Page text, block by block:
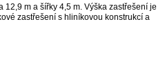
m a šířky 4,5 m. Výška zastřešení je
zastřešení s hliníkovou konstrukcí a